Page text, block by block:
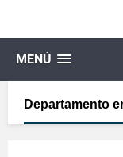
MENÚ
Departamento